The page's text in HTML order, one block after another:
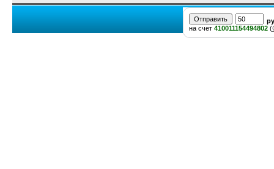
на счет 410011154494802 (